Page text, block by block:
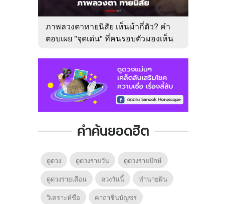
ภาพลวงตาทายนิสัย เห็นม้ากี่ตัว? คำ
ตอบเผย "จุดเด่น" ที่คนรอบตัวมองเห็น
คำค้นยอดฮิต
ดูดวง ดูดวงรายวัน
ดูดวงรายปักษ์
ดูดวงรายเดือน
ดวงวันนี้
ทํานายฝัน
วิเคราะห์ชื่อ
คาถาชินบัญชร